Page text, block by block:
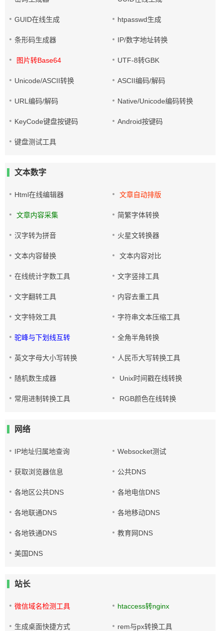
GUID在线生成 htpasswd生成
条形码生成器 IP/数字地址转换
图片转Base64 UTF-8转GBK
Unicode/ASCII转换 ASCII编码/解码
URL编码/解码 Native/Unicode编码转换
KeyCode键盘按键码 Android按键码
键盘测试工具
文本数字
Html在线编辑器 文章自动排版
文章内容采集 简繁字体转换
汉字转为拼音 火星文转换器
文本内容替换 文本内容对比
在线统计字数工具 文字竖排工具
文字翻转工具 内容去重工具
文字特效工具 字符串文本压缩工具
驼峰与下划线互转 全角半角转换
英文字母大小写转换 人民币大写转换工具
随机数生成器 Unix时间戳在线转换
常用进制转换工具 RGB颜色在线转换
网络
IP地址归属地查询 Websocket测试
获取浏览器信息 公共DNS
各地区公共DNS 各地电信DNS
各地联通DNS 各地移动DNS
各地铁通DNS 教育网DNS
美国DNS
站长
微信域名检测工具 htaccess转nginx
生成桌面快捷方式 rem与px转换工具